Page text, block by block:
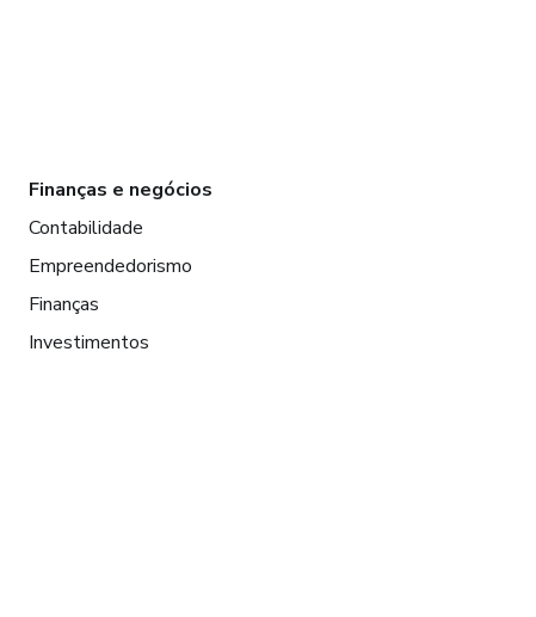
Finanças e negócios
Contabilidade
Empreendedorismo
Finanças
Investimentos